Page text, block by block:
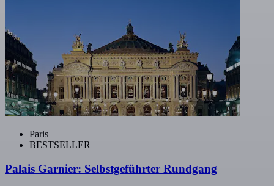
Paris
BESTSELLER
Palais Garnier: Selbstgeführter Rundgang